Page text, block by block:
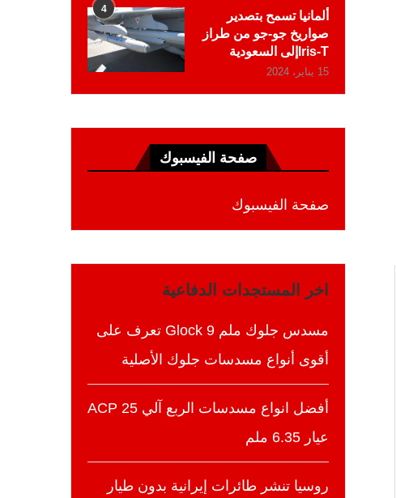
4
ألمانيا تسمح بتصدير
صواريخ جو-جو من طراز
Iris-Tإلى السعودية
15 يناير، 2024
صفحة الفيسبوك
صفحة الفيسبوك
اخر المستجدات الدفاعية
مسدس جلوك ملم 9 Glock تعرف على
أقوى أنواع مسدسات جلوك الأصلية
أفضل انواع مسدسات الربع آلي 25 ACP
عيار 6.35 ملم
روسيا تنشر طائرات إيرانية بدون طيار